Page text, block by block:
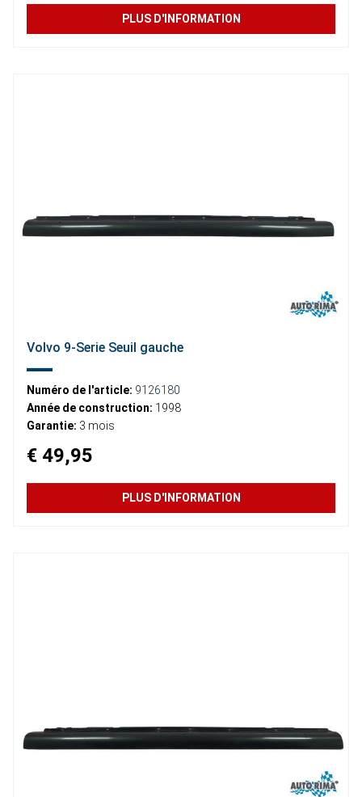
PLUS D'INFORMATION
Volvo 9-Serie Seuil gauche
Numéro de l'article: 9126180
Année de construction: 1998
Garantie: 3 mois
€ 49,95
PLUS D'INFORMATION